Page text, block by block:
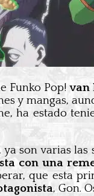
Funko Pop!van
y mangas,
ha estado
ya son varias
con una
que esta
, Gon.